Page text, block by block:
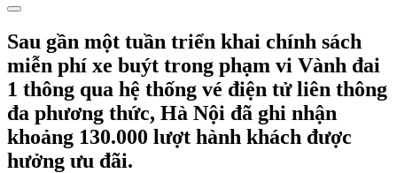
Sau gần một tuần triển khai chính sách
miễn phí xe buýt trong phạm vi Vành đai
1 thông qua hệ thống vé điện tử liên thông
đa phương thức, Hà Nội đã ghi nhận
khoảng 130.000 lượt hành khách được
hưởng ưu đãi.